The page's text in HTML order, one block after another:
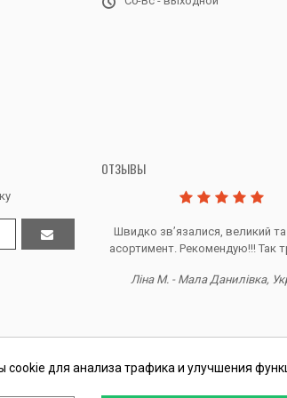
ОТЗЫВЫ
супер.
Швидко звʼязалися, великий та
асортимент. Рекомендую!!! Так
Ліна М. - Мала Данилівка,
cookie для анализа трафика и улучшения